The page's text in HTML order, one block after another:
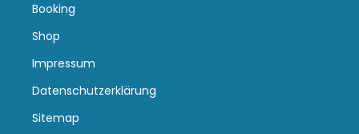
Booking
Shop
Impressum
Datenschutzerklärung
Sitemap